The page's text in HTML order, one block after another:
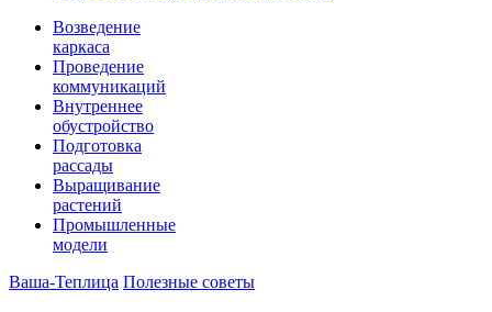
Возведение
каркаса
Проведение
коммуникаций
Внутреннее
обустройство
Подготовка
рассады
Выращивание
растений
Промышленные
модели
Ваша-Теплица Полезные советы